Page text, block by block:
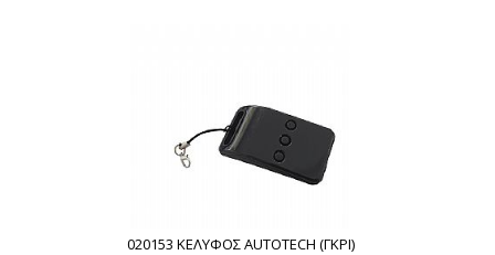
020153 ΚΕΛΥΦΟΣ AUTOTECH (ΓΚΡΙ)